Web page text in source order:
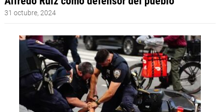
31 octubre, 2024